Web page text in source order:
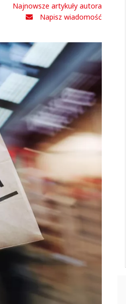
Najnowsze artykuły autora
Napisz wiadomość